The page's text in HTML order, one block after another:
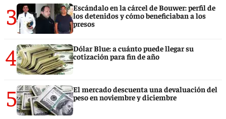
3
Escándalo en la cárcel de Bouwer: perfil de
los detenidos y cómo beneficiaban a los
presos
4
Dólar Blue: a cuánto puede llegar su
cotización para fin de año
5
El mercado descuenta una devaluación del
peso en noviembre y diciembre